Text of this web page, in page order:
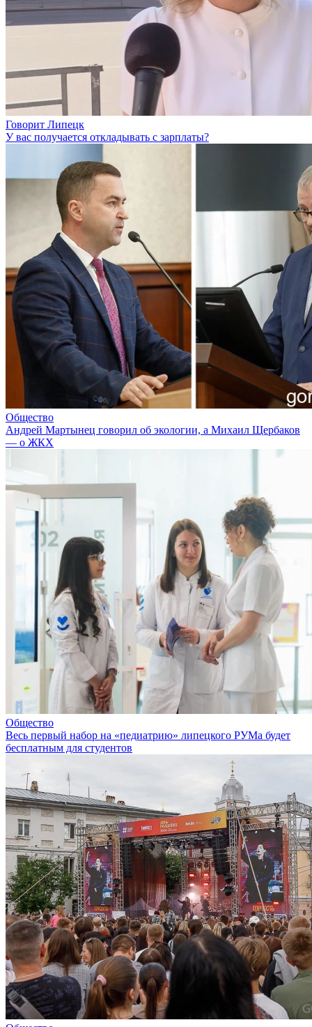
Говорит Липецк
У вас получается откладывать с зарплаты?
Общество
Андрей Мартынец говорил об экологии, а Михаил Щербаков
— о ЖКХ
Общество
Весь первый набор на «педиатрию» липецкого РУМа будет
бесплатным для студентов